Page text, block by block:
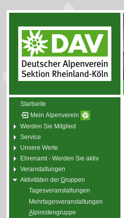
Startseite
Mein Alpenverein
Werden Sie Mitglied
Service
Unsere Werte
Ehrenamt - Werden Sie aktiv
Veranstaltungen
Aktivitäten der Gruppen
Tagesveranstaltungen
Mehrtagesveranstaltungen
Alpinistengruppe